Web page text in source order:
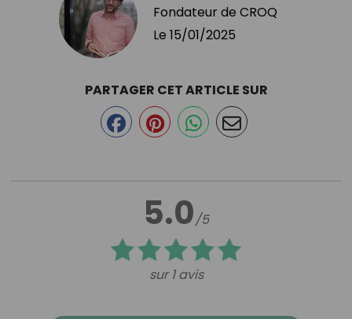
Fondateur de CROQ
Le 15/01/2025
5.0/5
sur 1 avis
PARTAGER CET ARTICLE SUR